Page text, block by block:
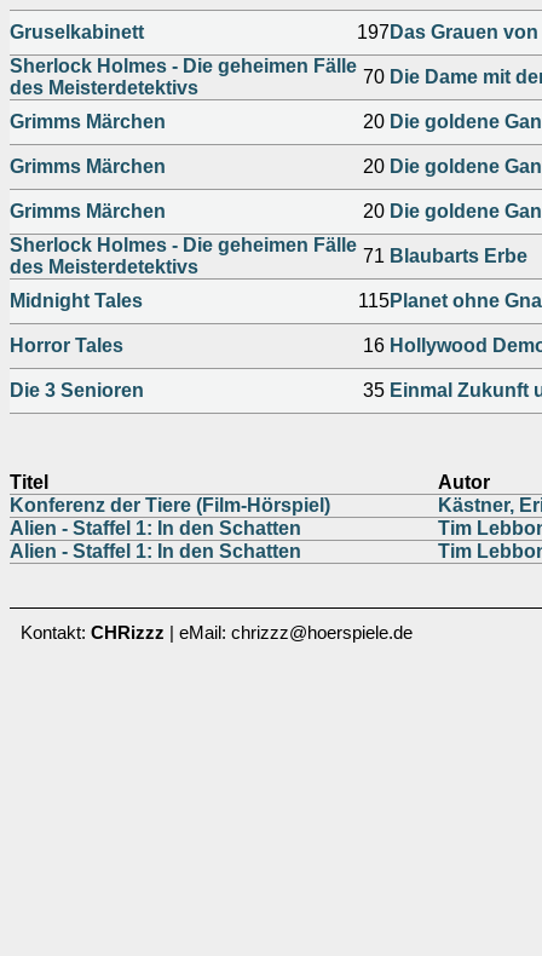
Gruselkabinett 197 Das Grauen
Sherlock Holmes - Die geheimen Fälle
des Meisterdetektivs
70 Die Dame mit
Grimms Märchen 20 Die goldene
Grimms Märchen 20 Die goldene
Grimms Märchen 20 Die goldene
Sherlock Holmes - Die geheimen Fälle
des Meisterdetektivs
71 Blaubarts Erbe
Midnight Tales 115 Planet ohne
Horror Tales 16 Hollywood
Die 3 Senioren 35 Einmal Zukunft
Titel
Autor
Konferenz der Tiere (Film-Hörspiel)
Kästner,
Alien - Staffel 1: In den Schatten
Tim
Alien - Staffel 1: In den Schatten
Tim
Kontakt: CHRizzz | eMail: chrizzz@hoerspiele.de